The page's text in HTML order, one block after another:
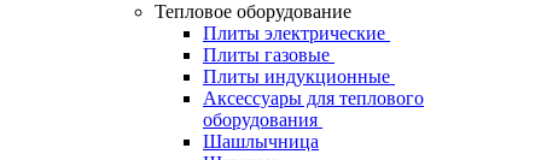
Тепловое оборудование
Плиты электрические
Плиты газовые
Плиты индукционные
Аксессуары для теплового
оборудования
Шашлычница